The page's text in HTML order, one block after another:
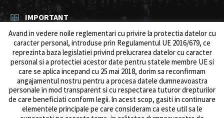
IMPORTANT
Rezultat concurs expert – proba scrisa
06/08/2026 inResurse umane / Achizitii
Anunt concurs
05/08/2026 Resurse umane / Achizitii
Avand in vedere noile reglementari cu privire la protectia datelor cu
caracter personal, introduse prin Regulamentul UE 2016/679, ce
reprezinta baza legislatiei privind prelucrarea datelor cu caracter
personal si a protectiei acestor date pentru statele membre UE si
care se aplica incepand cu 25 mai 2018, dorim sa reconfirmam
angajamentul nostru pentru a procesa datele dumneavoastra
personale in mod transparent si cu respectarea tuturor drepturilor
de care beneficiati conform legii. ln acest scop, gasiti in continuare
elementele principale pe care consideram ca este util sa le